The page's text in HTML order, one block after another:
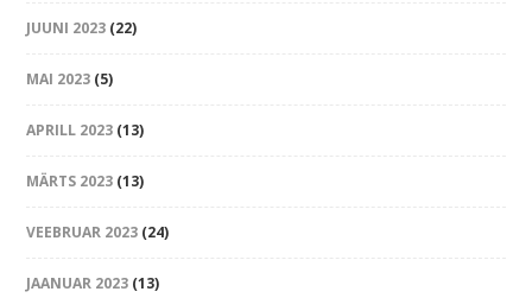
JUUNI 2023 (22)
MAI 2023 (5)
APRILL 2023 (13)
MÄRTS 2023 (13)
VEEBRUAR 2023 (24)
JAANUAR 2023 (13)